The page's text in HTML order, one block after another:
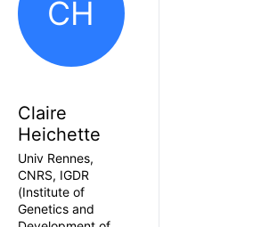
CH
Claire
Heichette
Univ Rennes,
CNRS, IGDR
(Institute of
Genetics and